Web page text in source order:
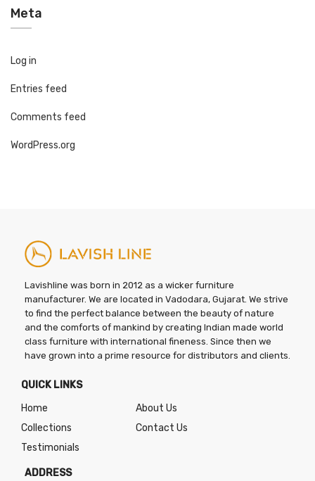
Meta
Log in
Entries feed
Comments feed
WordPress.org
Lavishline was born in 2012 as a wicker furniture
manufacturer. We are located in Vadodara, Gujarat. We strive
to find the perfect balance between the beauty of nature
and the comforts of mankind by creating Indian made world
class furniture with international fineness. Since then we
have grown into a prime resource for distributors and clients.
QUICK LINKS
Home
About Us
Collections
Contact Us
Testimonials
ADDRESS